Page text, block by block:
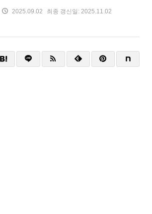
2025.09.02 최종 갱신일: 2025.11.02